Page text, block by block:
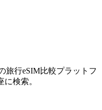
旅行eSIM比較プラットフ
検索。